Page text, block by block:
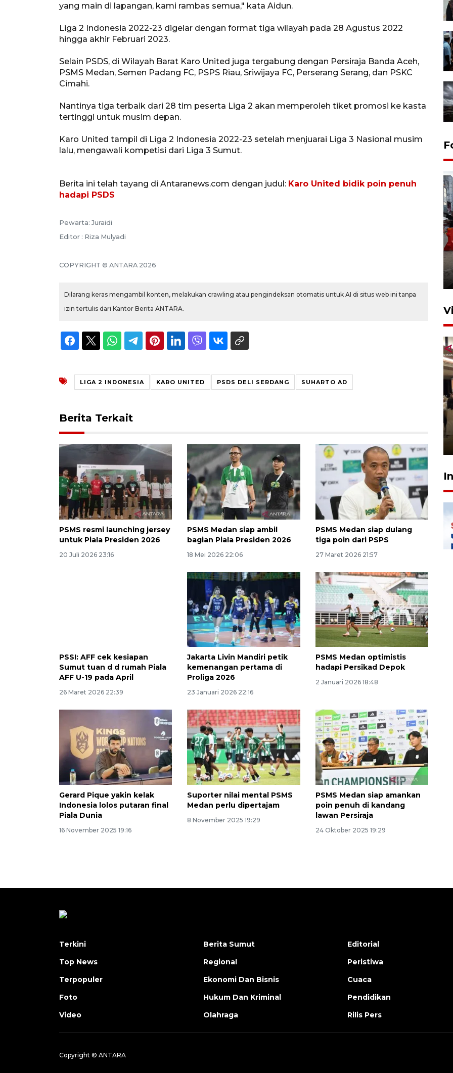
yang main di lapangan, kami rambas semua," kata Aidun.
Liga 2 Indonesia 2022-23 digelar dengan format tiga wilayah pada 28 Agustus 2022
hingga akhir Februari 2023.
Selain PSDS, di Wilayah Barat Karo United juga tergabung dengan Persiraja Banda Aceh,
PSMS Medan, Semen Padang FC, PSPS Riau, Sriwijaya FC, Perserang Serang, dan PSKC
Cimahi.
Nantinya tiga terbaik dari 28 tim peserta Liga 2 akan memperoleh tiket promosi ke kasta
tertinggi untuk musim depan.
Karo United tampil di Liga 2 Indonesia 2022-23 setelah menjuarai Liga 3 Nasional musim
lalu, mengawali kompetisi dari Liga 3 Sumut.
Berita ini telah tayang di Antaranews.com dengan judul: Karo United bidik poin penuh
hadapi PSDS
Pewarta: Juraidi
Editor : Riza Mulyadi
COPYRIGHT © ANTARA 2026
Dilarang keras mengambil konten, melakukan crawling atau pengindeksan otomatis untuk AI di situs web ini tanpa
izin tertulis dari Kantor Berita ANTARA.
LIGA 2 INDONESIA KARO UNITED PSDS DELI SERDANG SUHARTO AD
Berita Terkait
PSMS resmi launching jersey
untuk Piala Presiden 2026
20 Juli 2026 23:16
PSMS Medan siap ambil
bagian Piala Presiden 2026
18 Mei 2026 22:06
PSMS Medan siap dulang
tiga poin dari PSPS
27 Maret 2026 21:57
PSSI: AFF cek kesiapan
Sumut tuan d d rumah Piala
AFF U-19 pada April
26 Maret 2026 22:39
Jakarta Livin Mandiri petik
kemenangan pertama di
Proliga 2026
23 Januari 2026 22:16
PSMS Medan optimistis
hadapi Persikad Depok
2 Januari 2026 18:48
Gerard Pique yakin kelak
Indonesia lolos putaran final
Piala Dunia
16 November 2025 19:16
Suporter nilai mental PSMS
Medan perlu dipertajam
8 November 2025 19:29
PSMS Medan siap amankan
poin penuh di kandang
lawan Persiraja
24 Oktober 2025 19:29
Memacu produksi sawit untuk
penuhi kebutuhan
2026-08-09 12:00:00
Terkini
Top News
Terpopuler
Foto
Video
Berita Sumut
Regional
Ekonomi Dan Bisnis
Hukum Dan Kriminal
Olahraga
Editorial
Peristiwa
Cuaca
Pendidikan
Rilis Pers
Copyright © ANTARA